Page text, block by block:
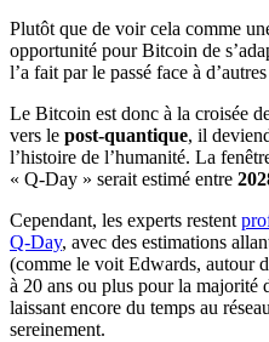
Plutôt que de voir cela comme
opportunité pour Bitcoin de
l’a fait par le passé face à
Le Bitcoin est donc à la croisée
vers le post-quantique, il
l’histoire de l’humanité. La
« Q-Day » serait estimé entre
Cependant, les experts restent
Q-Day, avec des estimations
(comme le voit Edwards, autour
à 20 ans ou plus pour la majorité
laissant encore du temps au
sereinement.